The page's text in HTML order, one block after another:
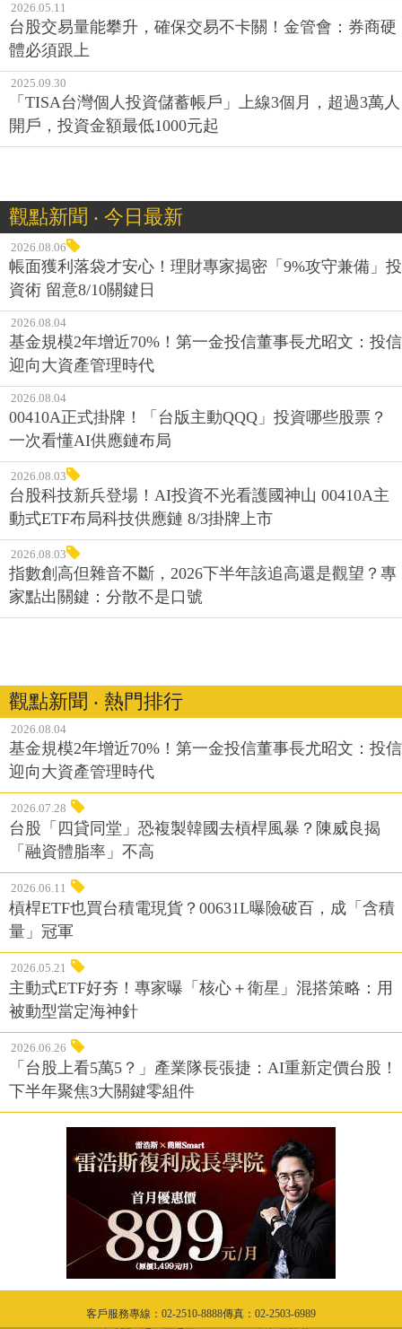
2026.05.11
台股交易量能攀升，確保交易不卡關！金管會：券商硬
體必須跟上
2025.09.30
「TISA台灣個人投資儲蓄帳戶」上線3個月，超過3萬人
開戶，投資金額最低1000元起
觀點新聞 ‧ 今日最新
2026.08.06
帳面獲利落袋才安心！理財專家揭密「9%攻守兼備」投
資術 留意8/10關鍵日
2026.08.04
基金規模2年增近70%！第一金投信董事長尤昭文：投信
迎向大資產管理時代
2026.08.04
00410A正式掛牌！「台版主動QQQ」投資哪些股票？
一次看懂AI供應鏈布局
2026.08.03
台股科技新兵登場！AI投資不光看護國神山 00410A主
動式ETF布局科技供應鏈 8/3掛牌上市
2026.08.03
指數創高但雜音不斷，2026下半年該追高還是觀望？專
家點出關鍵：分散不是口號
觀點新聞 ‧ 熱門排行
2026.08.04
基金規模2年增近70%！第一金投信董事長尤昭文：投信
迎向大資產管理時代
2026.07.28
台股「四貸同堂」恐複製韓國去槓桿風暴？陳威良揭
「融資體脂率」不高
2026.06.11
槓桿ETF也買台積電現貨？00631L曝險破百，成「含積
量」冠軍
2026.05.21
主動式ETF好夯！專家曝「核心＋衛星」混搭策略：用
被動型當定海神針
2026.06.26
「台股上看5萬5？」產業隊長張捷：AI重新定價台股！
下半年聚焦3大關鍵零組件
客戶服務專線：02-2510-8888傳真：02-2503-6989